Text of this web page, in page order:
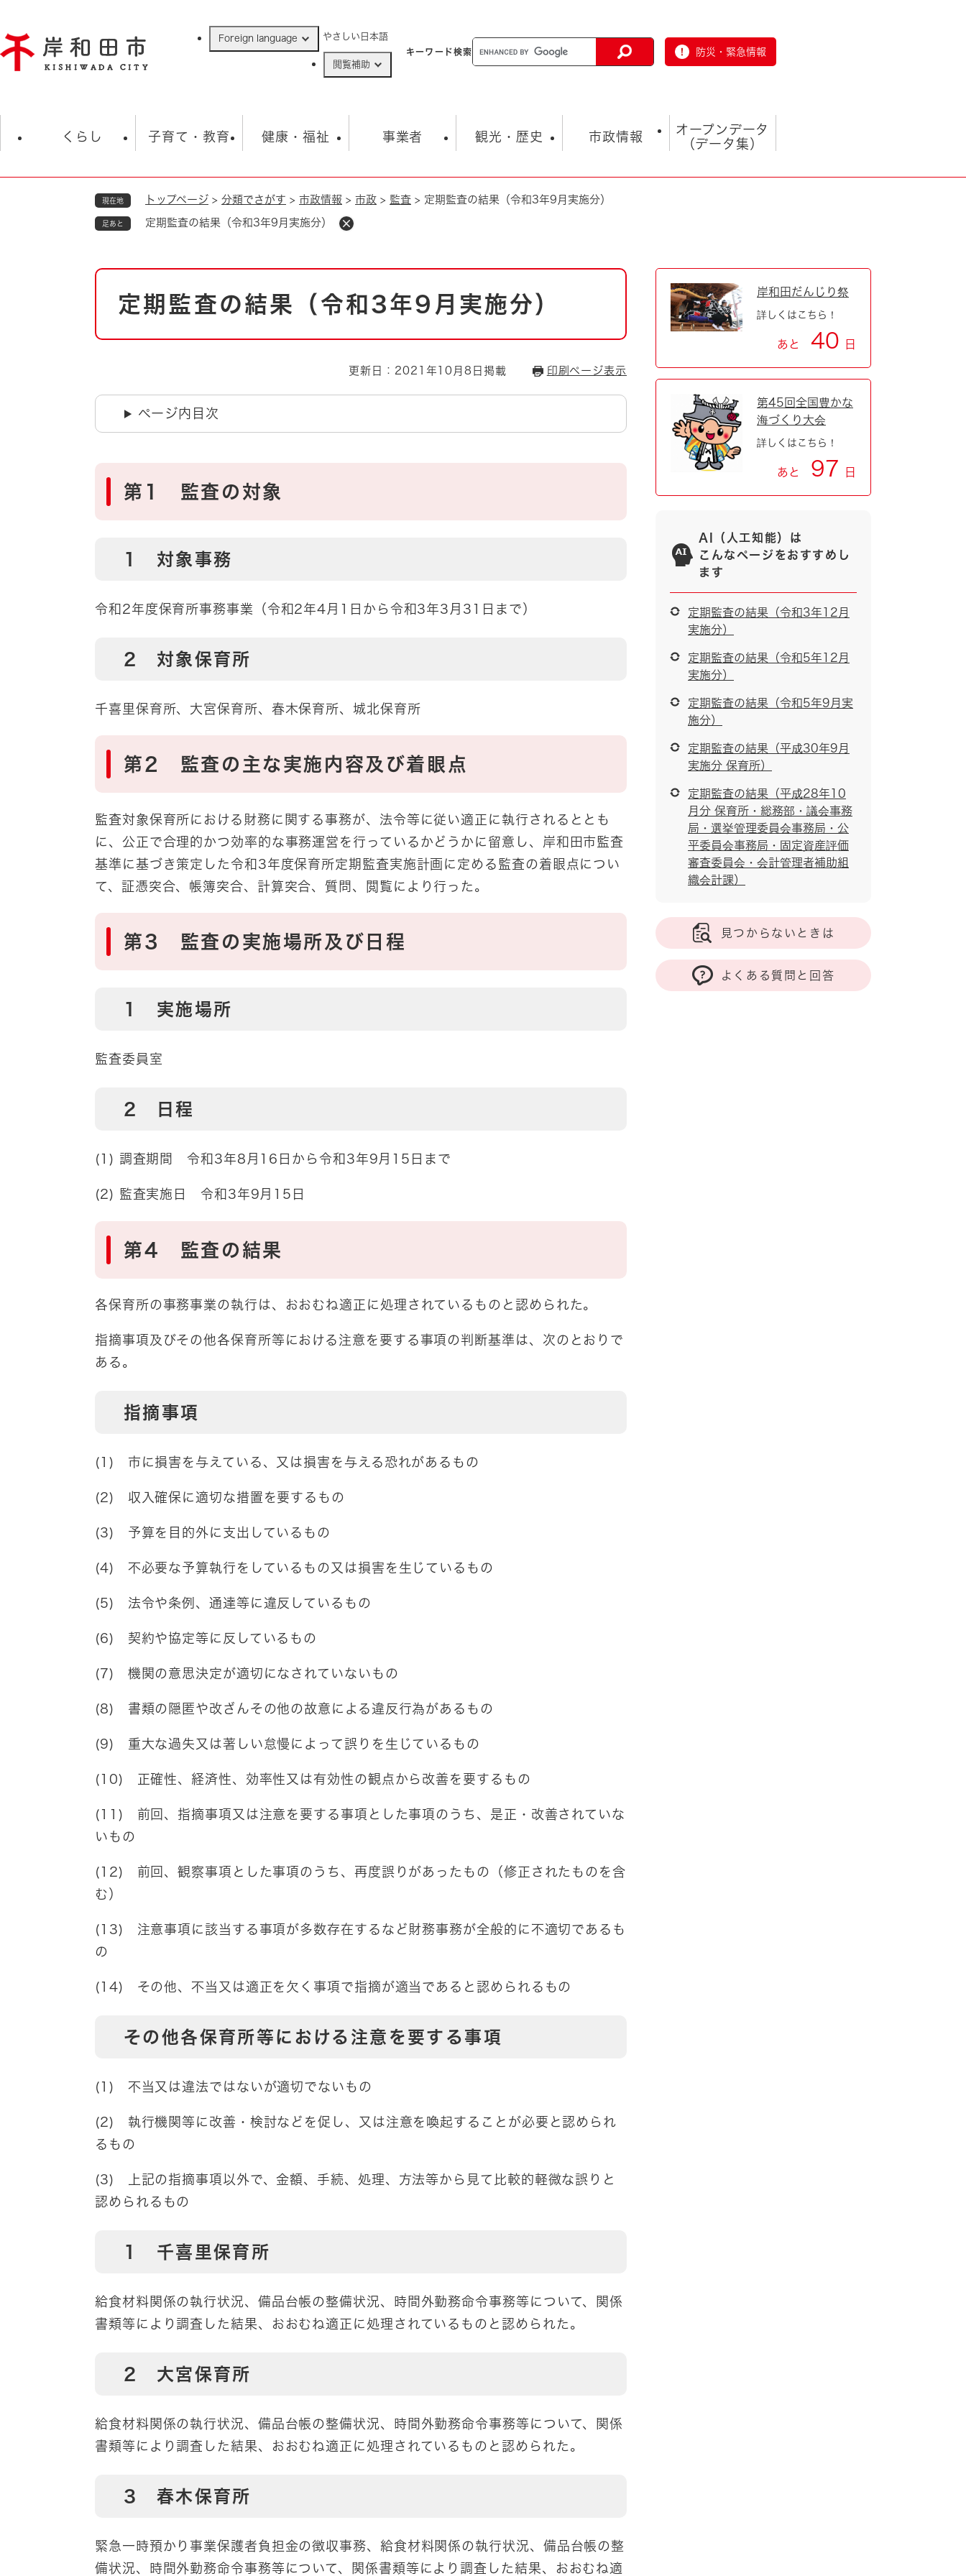
ジ
の
Foreign language やさしい日本語
閲覧補助
キーワード検索 防災・緊急情報
くらし
住民票・戸籍
ごみ・衛生・動物 救急・消防
防災・防犯 上水道・下水道
自然・環境・公園
男女共同参画
地域コミュニティ・ボラン
子育て・教育
学校 子育て
健康・福祉
福祉・健康・生活 生涯学習・スポーツ
事業者
入札・契約情報 まちづくり・協働
環境 福祉・介護
観光・歴史
観光 観光スポット
市政情報
市の概要 総合計画
市政 職員採用情報
市役所・施設の案内
オープンデータ
（データ集）
オープンデータ
現在地 トップページ > 分類でさがす > 市政情報 > 市政 > 監査 > 定期監査の結果（令和3年9月実施分）
足あと 定期監査の結果（令和3年9月実施分）
本
定期監査の結果（令和3年9月実施分）
更新日：2021年10月8日掲載 印刷ページ表示
ページ内目次
第1 監査の対象
1 対象事務
令和2年度保育所事務事業（令和2年4月1日から令和3年3月31日まで）
2 対象保育所
千喜里保育所、大宮保育所、春木保育所、城北保育所
第2 監査の主な実施内容及び着眼点
監査対象保育所における財務に関する事務が、法令等に従い適正に執行されるととも
に、公正で合理的かつ効率的な事務運営を行っているかどうかに留意し、岸和田市監査
基準に基づき策定した令和3年度保育所定期監査実施計画に定める監査の着眼点につい
て、証憑突合、帳簿突合、計算突合、質問、閲覧により行った。
第3 監査の実施場所及び日程
1 実施場所
監査委員室
2 日程
(1) 調査期間 令和3年8月16日から令和3年9月15日まで
(2) 監査実施日 令和3年9月15日
第4 監査の結果
各保育所の事務事業の執行は、おおむね適正に処理されているものと認められた。
指摘事項及びその他各保育所等における注意を要する事項の判断基準は、次のとおりで
ある。
指摘事項
(1) 市に損害を与えている、又は損害を与える恐れがあるもの
(2) 収入確保に適切な措置を要するもの
(3) 予算を目的外に支出しているもの
(4) 不必要な予算執行をしているもの又は損害を生じているもの
(5) 法令や条例、通達等に違反しているもの
(6) 契約や協定等に反しているもの
(7) 機関の意思決定が適切になされていないもの
(8) 書類の隠匿や改ざんその他の故意による違反行為があるもの
(9) 重大な過失又は著しい怠慢によって誤りを生じているもの
(10) 正確性、経済性、効率性又は有効性の観点から改善を要するもの
(11) 前回、指摘事項又は注意を要する事項とした事項のうち、是正・改善されていな
いもの
(12) 前回、観察事項とした事項のうち、再度誤りがあったもの（修正されたものを含
む）
(13) 注意事項に該当する事項が多数存在するなど財務事務が全般的に不適切であるも
の
(14) その他、不当又は適正を欠く事項で指摘が適当であると認められるもの
その他各保育所等における注意を要する事項
(1) 不当又は違法ではないが適切でないもの
(2) 執行機関等に改善・検討などを促し、又は注意を喚起することが必要と認められ
るもの
(3) 上記の指摘事項以外で、金額、手続、処理、方法等から見て比較的軽微な誤りと
認められるもの
1 千喜里保育所
給食材料関係の執行状況、備品台帳の整備状況、時間外勤務命令事務等について、関係
書類等により調査した結果、おおむね適正に処理されているものと認められた。
2 大宮保育所
給食材料関係の執行状況、備品台帳の整備状況、時間外勤務命令事務等について、関係
書類等により調査した結果、おおむね適正に処理されているものと認められた。
3 春木保育所
緊急一時預かり事業保護者負担金の徴収事務、給食材料関係の執行状況、備品台帳の整
備状況、時間外勤務命令事務等について、関係書類等により調査した結果、おおむね適
岸和田だんじり祭
詳しくはこちら！
あと 40 日
第45回全国豊かな
海づくり大会
詳しくはこちら！
あと 97 日
AI（人工知能）は
こんなページをおすすめし
ます
定期監査の結果（令和3年12月
実施分）
定期監査の結果（令和5年12月
実施分）
定期監査の結果（令和5年9月実
施分）
定期監査の結果（平成30年9月
実施分 保育所）
定期監査の結果（平成28年10
月分 保育所・総務部・議会事務
局・選挙管理委員会事務局・公
平委員会事務局・固定資産評価
審査委員会・会計管理者補助組
織会計課）
見つからないときは
よくある質問と回答